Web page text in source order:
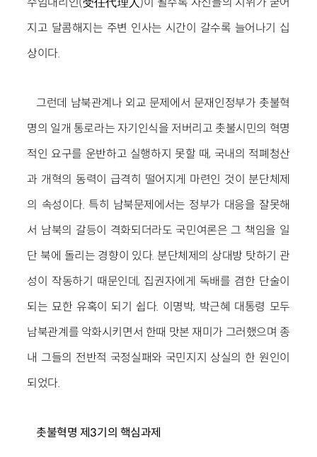
지고 달콤해지는 주변 인사는 시간이 갈수록 늘어나기 십
상이다.
그런데 남북관계나 외교 문제에서 문재인정부가 촛불혁
명의 일개 통로라는 자기인식을 저버리고 촛불시민의 혁명
적인 요구를 운반하고 실행하지 못할 때, 국내의 적폐청산
과 개혁의 동력이 급격히 떨어지게 마련인 것이 분단체제
의 속성이다. 특히 남북문제에서는 정부가 대응을 잘못해
서 남북의 갈등이 격화되더라도 국민여론은 그 책임을 일
단 북에 돌리는 경향이 있다. 분단체제의 상대방 탓하기 관
성이 작동하기 때문인데, 집권자에게 독배를 겸한 단술이
되는 묘한 유혹이 되기 쉽다. 이명박, 박근혜 대통령 모두
남북관계를 악화시키면서 한때 맛본 재미가 그러했으며 종
내 그들의 전반적 국정실패와 국민지지 상실의 한 원인이
되었다.
촛불혁명 제3기의 핵심과제